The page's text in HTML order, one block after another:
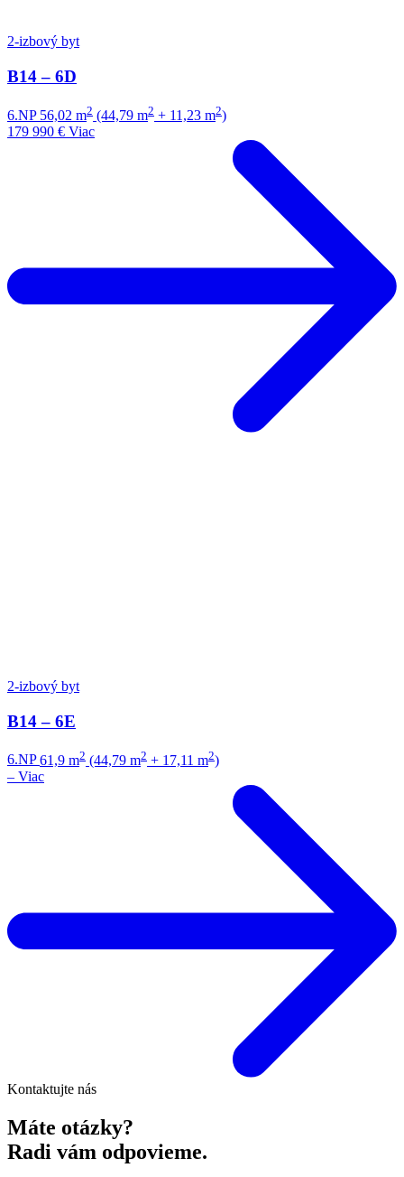
2-izbový byt
B14 – 6D
6.NP 56,02 m2 (44,79 m2 + 11,23 m2)
179 990 € Viac
2-izbový byt
B14 – 6E
6.NP 61,9 m2 (44,79 m2 + 17,11 m2)
– Viac
Kontaktujte nás
Máte otázky?
Radi vám odpovieme.